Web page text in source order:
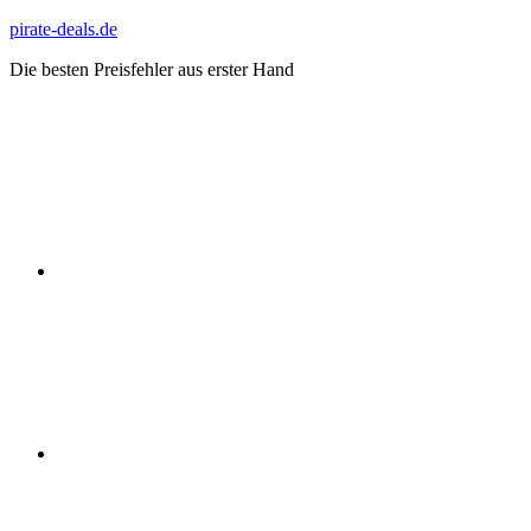
Zum
springen
pirate-deals.de
Die besten Preisfehler aus erster Hand